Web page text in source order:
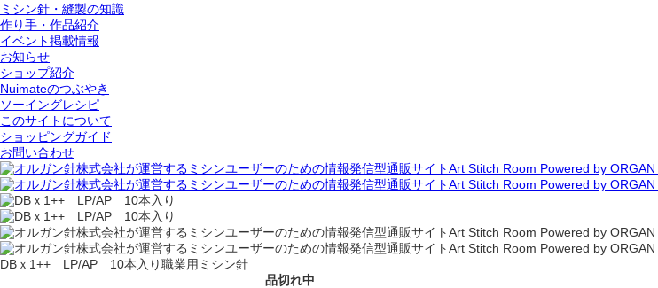
ミシン針・縫製の知識
作り手・作品紹介
イベント掲載情報
お知らせ
ショップ紹介
Nuimateのつぶやき
ソーイングレシピ
このサイトについて
ショッピングガイド
お問い合わせ
DBｘ1++ LP/AP 10本入り職業用ミシン針
品切れ中